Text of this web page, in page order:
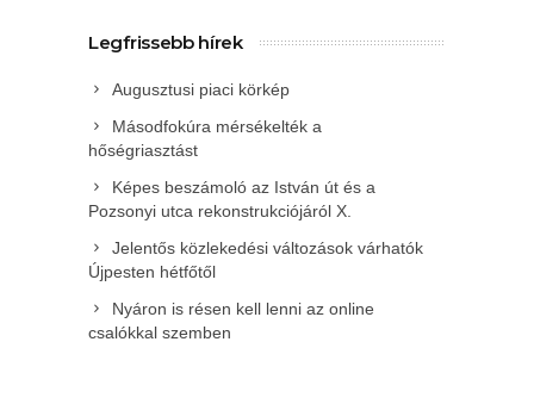
Legfrissebb hírek
Augusztusi piaci körkép
Másodfokúra mérsékelték a
hőségriasztást
Képes beszámoló az István út és a
Pozsonyi utca rekonstrukciójáról X.
Jelentős közlekedési változások várhatók
Újpesten hétfőtől
Nyáron is résen kell lenni az online
csalókkal szemben